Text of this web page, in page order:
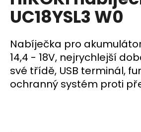
0,0
z
hvězdiček.
UC18YSL3 W0
Nabíječka pro
14,4 - 18V, nejrychlejší
své třídě, USB terminál,
ochranný systém proti
a
j
í
t
?